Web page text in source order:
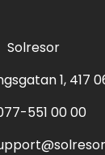
Solresor
1, 417
551 00 00